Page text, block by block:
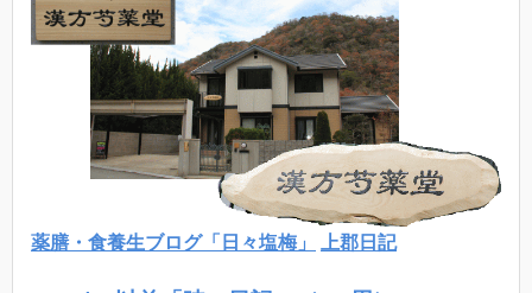
薬膳・食養生ブログ「日々塩梅」 上郡日記